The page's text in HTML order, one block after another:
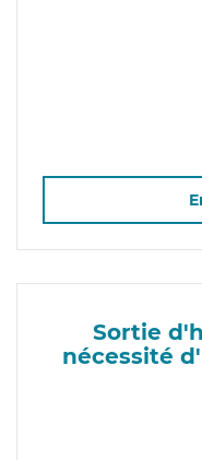
Sortie
nécessité